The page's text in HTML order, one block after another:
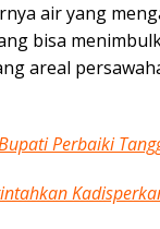
air yang
bisa
areal
Perbaiki